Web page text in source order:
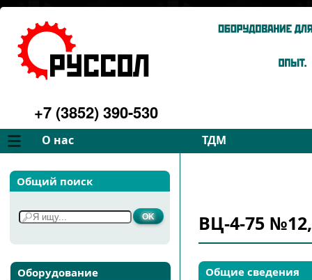
+7 (3852) 390-530
О нас ТДМ
Компания
Философия
Услуги
Галерея
Контакты
Запчасти
Подбор
Общий поиск
Оборудование
ВЦ-4-75
Общие сведения